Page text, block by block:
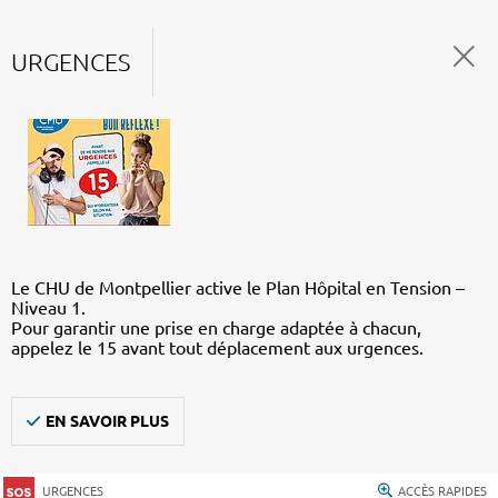
URGENCES
Le CHU de Montpellier active le Plan Hôpital en Tension –
Niveau 1.
Pour garantir une prise en charge adaptée à chacun,
appelez le 15 avant tout déplacement aux urgences.
EN SAVOIR PLUS
URGENCES ACCÈS RAPIDES